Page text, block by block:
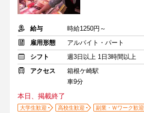
給与
時給1250円～
雇用形態
アルバイト・パート
シフト
週3日以上 1日3時間以上
アクセス
箱根ケ崎駅
車9分
本日、掲載終了
大学生歓迎 高校生歓迎 副業・Ｗワーク歓迎